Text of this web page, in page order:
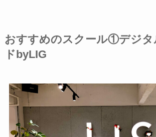
おすすめのスクール①デジタ
ドbyLIG